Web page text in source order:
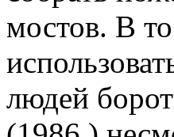
мостов. В
людей